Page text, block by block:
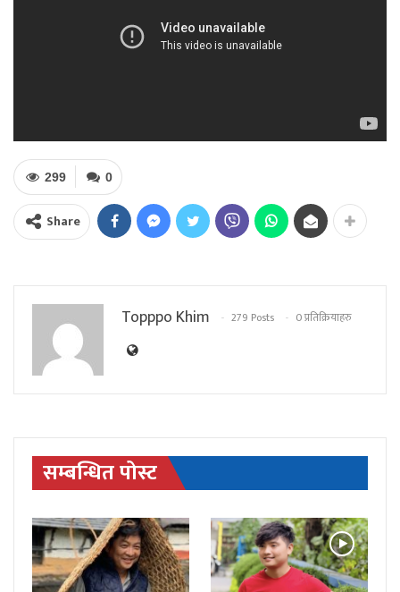
0
299
Share
Topppo Khim 279 Posts 0 प्रतिक्रियाहरु
सम्बन्धित पोस्ट